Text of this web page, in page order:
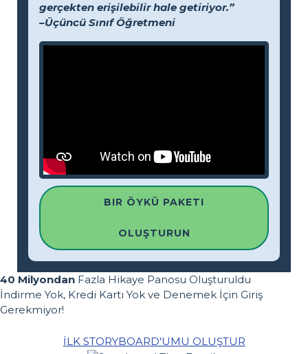
gerçekten erişilebilir hale getiriyor.”
–Üçüncü Sınıf Öğretmeni
BIR ÖYKÜ PAKETI
OLUŞTURUN
40 Milyondan Fazla Hikaye Panosu Oluşturuldu
İndirme Yok, Kredi Kartı Yok ve Denemek İçin Giriş
Gerekmiyor!
İLK STORYBOARD'UMU OLUŞTUR